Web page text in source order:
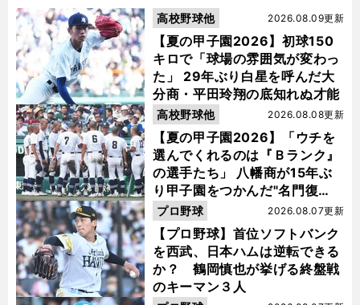
【夏の甲子園2026】初球150
キロで「球場の雰囲気が変わっ
た」 29年ぶり白星を呼んだ大
分商・平田玲翔の底知れぬ才能
2026.08.09更新
高校野球他
【夏の甲子園2026】「ウチを
選んでくれるのは『Ｂランク』
の選手たち」 八幡商が15年ぶ
り甲子園をつかんだ"名門復
活"の舞台裏
2026.08.08更新
高校野球他
【プロ野球】首位ソフトバンク
を西武、日本ハムは逆転できる
か？ 鶴岡慎也が挙げる終盤戦
のキーマン３人
2026.08.07更新
プロ野球